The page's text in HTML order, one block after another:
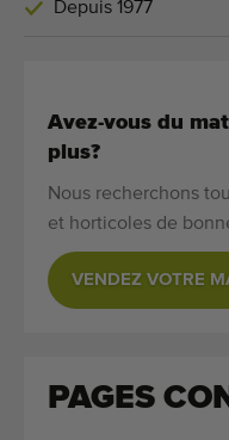
Depuis 1977
Avez-vous du
plus?
Nous recherchons
et horticoles de
VENDEZ VOTRE
PAGES